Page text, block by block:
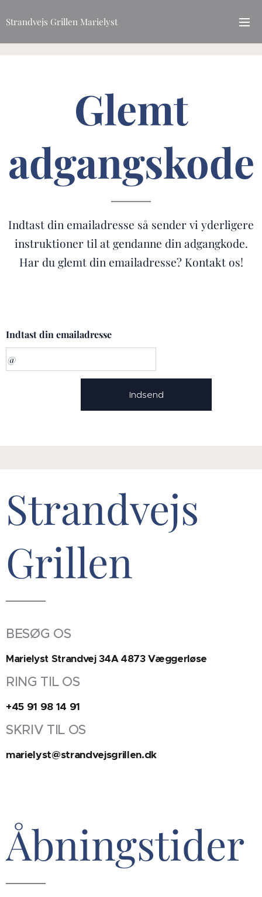
Strandvejs Grillen Marielyst
Glemt
adgangskode
Indtast din emailadresse så sender vi yderligere
instruktioner til at gendanne din adgangkode.
Har du glemt din emailadresse? Kontakt os!
Indtast din emailadresse
Indsend
Strandvejs
Grillen
BESØG OS
Marielyst Strandvej 34A 4873 Væggerløse
RING TIL OS
+45 91 98 14 91
SKRIV TIL OS
marielyst@strandvejsgrillen.dk
Åbningstider